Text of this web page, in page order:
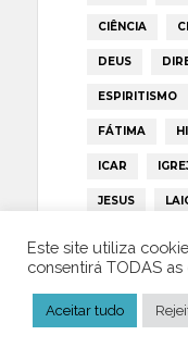
CIÊNCIA
DEUS
ESPIRITISMO
FÁTIMA
ICAR
JESUS
MORAL
PAPA
Este site utiliza
consentirá TODAS as
Aceitar tudo